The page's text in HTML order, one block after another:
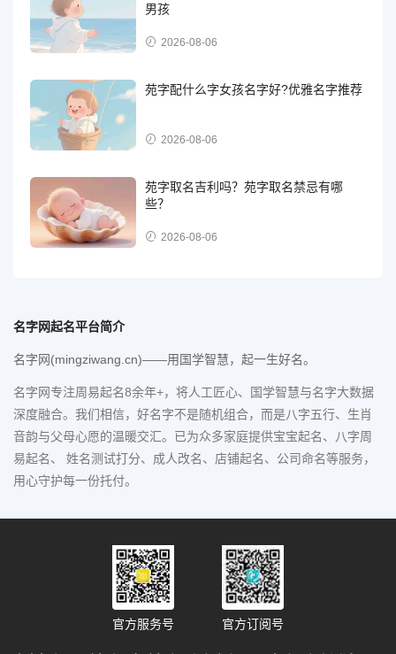
男孩
2026-08-06
苑字配什么字女孩名字好?优雅名字推荐
2026-08-06
苑字取名吉利吗？苑字取名禁忌有哪
些？
2026-08-06
名字网起名平台简介
名字网(mingziwang.cn)——用国学智慧，起一生好名。
名字网专注周易起名8余年+，将人工匠心、国学智慧与名字大数据
深度融合。我们相信，好名字不是随机组合，而是八字五行、生肖
音韵与父母心愿的温暖交汇。已为众多家庭提供宝宝起名、八字周
易起名、 姓名测试打分、成人改名、店铺起名、公司命名等服务，
用心守护每一份托付。
官方服务号 官方订阅号